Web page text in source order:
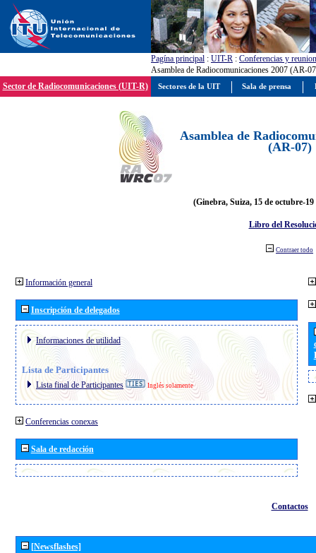
Pagína principal : UIT-R : Conferencias y
Asamblea de Radiocomunicaciones 2007 (AR-
Sector de Radiocomunicaciones (UIT-R)
Asamblea de
(AR-07)
(Ginebra, Suiza, 15 de octubre-19
Libro del
Contraer todo
Información general
Inscripción de delegados
Informaciones de utilidad
Lista de Participantes
Lista final de Participantes Inglés solamente
Conferencias conexas
Sala de redacción
Contactos
[Newsflashes]
Sectores de la UIT Sala de prensa